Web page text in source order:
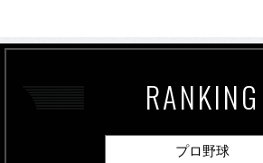
RANKING
プロ野球